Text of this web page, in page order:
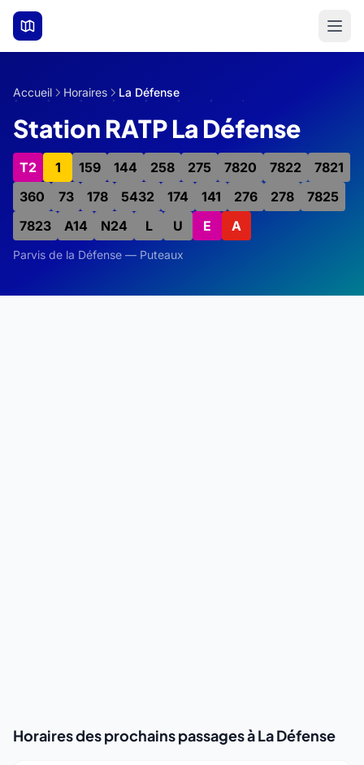
Aller au contenu principal
Accueil Horaires La Défense
Station RATP La Défense
T2 1 159 144 258 275 7820 7822
7821
360
73 178 5432 174 141 276 278
7825
7823
A14 N24 L U E A
Parvis de la Défense — Puteaux
Horaires des prochains passages à La Défense